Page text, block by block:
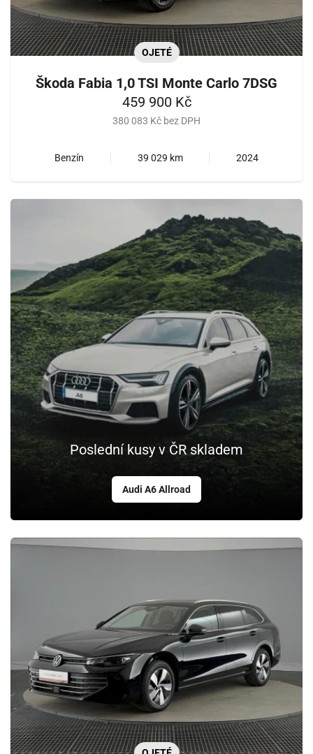
OJETÉ
Škoda Fabia 1,0 TSI Monte Carlo 7DSG
459 900 Kč
380 083 Kč bez DPH
Benzín 39 029 km 2024
Poslední kusy v ČR skladem
Audi A6 Allroad